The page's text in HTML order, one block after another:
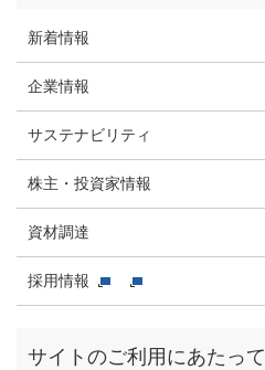
新着情報
企業情報
サステナビリティ
株主・投資家情報
資材調達
採用情報
サイトのご利用にあたって